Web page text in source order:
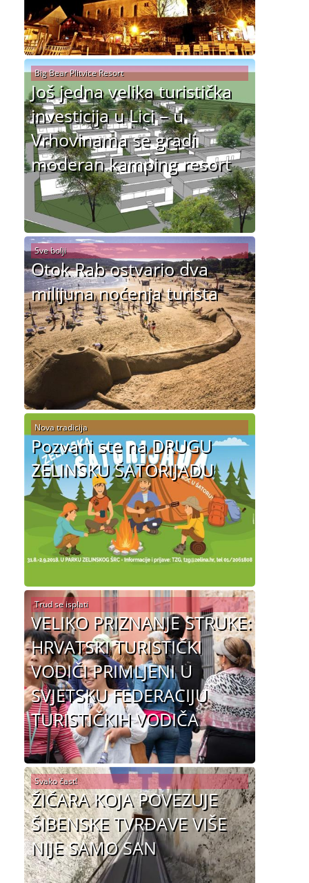
Još jedna velika turistička
investicija u Lici – u
Vrhovinama se gradi
moderan kamping resort
Big Bear Plitvice Resort
Otok Rab ostvario dva
milijuna noćenja turista
Sve bolji
Pozvani ste na DRUGU
ZELINSKU ŠATORIJADU
Nova tradicija
VELIKO PRIZNANJE STRUKE:
HRVATSKI TURISTIČKI
VODIČI PRIMLJENI U
SVJETSKU FEDERACIJU
TURISTIČKIH VODIČA
Trud se isplati
ŽIČARA KOJA POVEZUJE
ŠIBENSKE TVRĐAVE VIŠE
NIJE SAMO SAN
Svako čast!